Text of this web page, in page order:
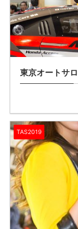
東京オートサ
TAS2019